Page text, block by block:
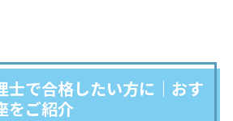
士で合格したい方に｜おす
をご紹介